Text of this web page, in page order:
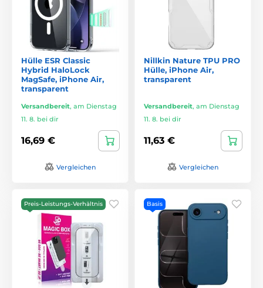
Hülle ESR Classic
Hybrid HaloLock
MagSafe, iPhone Air,
transparent
Versandbereit, am Dienstag
11. 8. bei dir
16,69 €
Vergleichen
Nillkin Nature TPU PRO
Hülle, iPhone Air,
transparent
Versandbereit, am Dienstag
11. 8. bei dir
11,63 €
Vergleichen
Preis-Leistungs-Verhältnis Basis